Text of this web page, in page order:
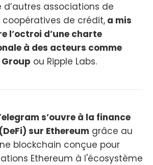
associations de
de crédit, a mis
l’octroi d’une charte
à des acteurs comme
ou Ripple Labs.
s’ouvre à la finance
sur Ethereum grâce au
blockchain conçue pour
Ethereum à l'écosystème